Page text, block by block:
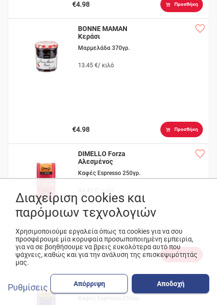
€4.98 Προσθήκη
BONNE MAMAN
Κεράσι
Μαρμελάδα 370γρ.
13.45 €/ κιλό
€4.98 Προσθήκη
DIMELLO Forza
Αλεσμένος
Καφές Espresso 250γρ.
€8.60 Προσθήκη
DIMELLO Gusto
Ground
Διαχείριση cookies και
παρόμοιων τεχνολογιών
Χρησιμοποιούμε εργαλεία όπως τα cookies για να σου
προσφέρουμε μία κορυφαία προσωποποιημένη εμπειρία,
για να σε βοηθήσουμε να βρεις ευκολότερα αυτό που
ψάχνεις, καθώς και για την ανάλυση της επισκεψιμότητάς
μας.
Ρυθμίσεις Απόρριψη Αποδοχή